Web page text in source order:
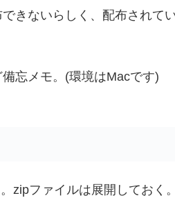
きないらしく、配布されて
忘メモ。(環境はMacです)
zipファイルは展開しておく。